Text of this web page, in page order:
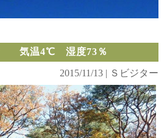
気温4℃ 湿度73％
2015/11/13 | Ｓビジター